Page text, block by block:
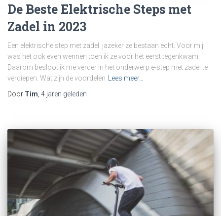
De Beste Elektrische Steps met
Zadel in 2023
Een elektrische step met zadel: jazeker ze bestaan echt. Voor mij
was het ook even wennen toen ik ze voor het eerst tegenkwam.
Daarom besloot ik me verder in het onderwerp e-step met zadel te
verdiepen. Wat zijn de voordelen Lees meer…
Door Tim 4 jaren geleden